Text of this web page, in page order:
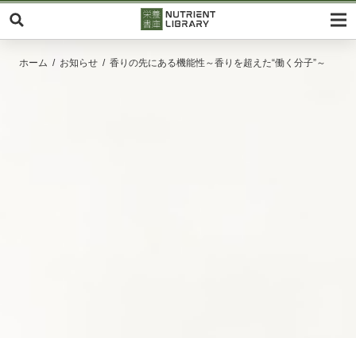
ホーム お知らせ 香りの先にある機能性～香りを超えた“働く分子”～